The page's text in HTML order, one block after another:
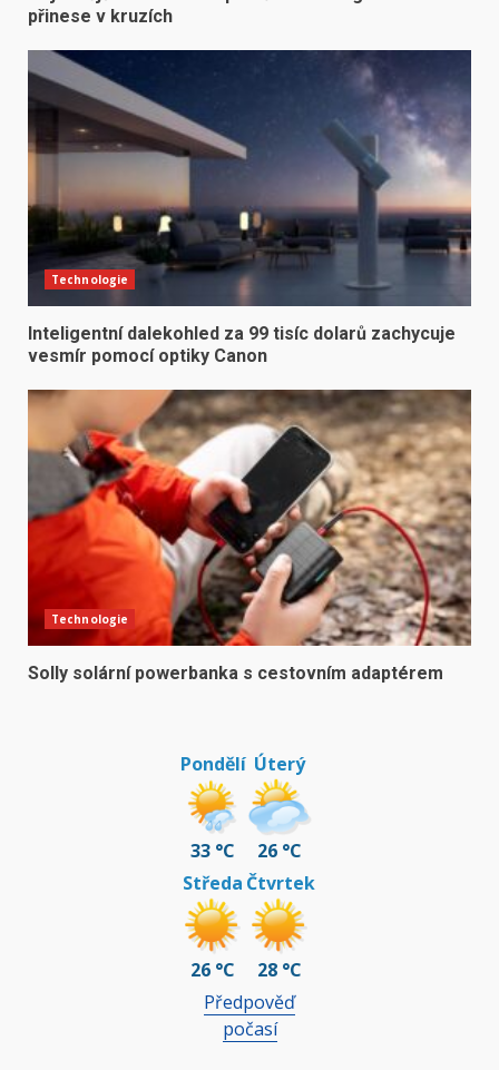
přinese v kruzích
Technologie
Inteligentní dalekohled za 99 tisíc dolarů zachycuje
vesmír pomocí optiky Canon
Technologie
Solly solární powerbanka s cestovním adaptérem
Pondělí
33 °C
Úterý
26 °C
Středa
26 °C
Čtvrtek
28 °C
Předpověď
počasí